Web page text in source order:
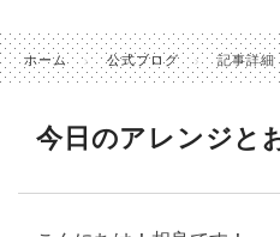
ホーム 公式ブログ 記事詳細
今日のアレンジと